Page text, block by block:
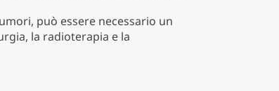
può essere necessario un
la radioterapia e la